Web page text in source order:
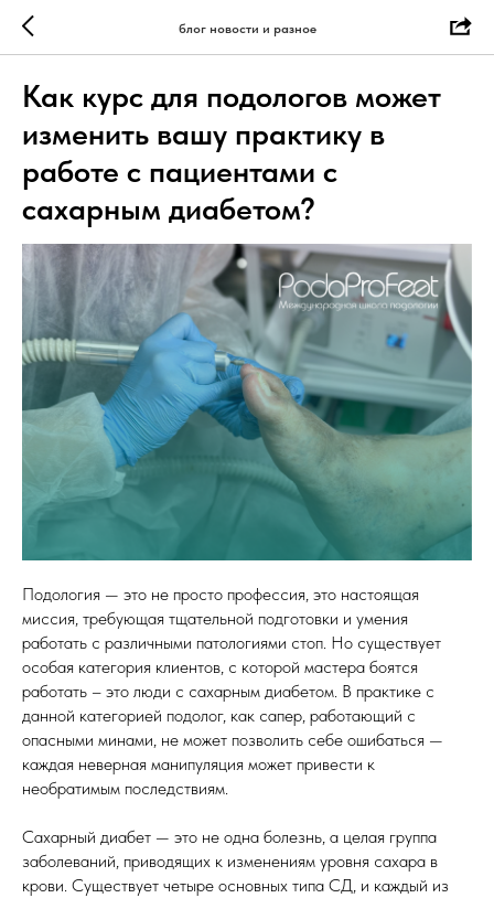
блог новости и разное
Как курс для подологов может
изменить вашу практику в
работе с пациентами с
сахарным диабетом?
Подология — это не просто профессия, это настоящая
миссия, требующая тщательной подготовки и умения
работать с различными патологиями стоп. Но существует
особая категория клиентов, с которой мастера боятся
работать – это люди с сахарным диабетом. В практике с
данной категорией подолог, как сапер, работающий с
опасными минами, не может позволить себе ошибаться —
каждая неверная манипуляция может привести к
необратимым последствиям.
Сахарный диабет — это не одна болезнь, а целая группа
заболеваний, приводящих к изменениям уровня сахара в
крови. Существует четыре основных типа СД, и каждый из